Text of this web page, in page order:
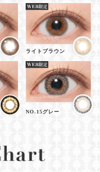
ライトブラウン
NO.15グレー